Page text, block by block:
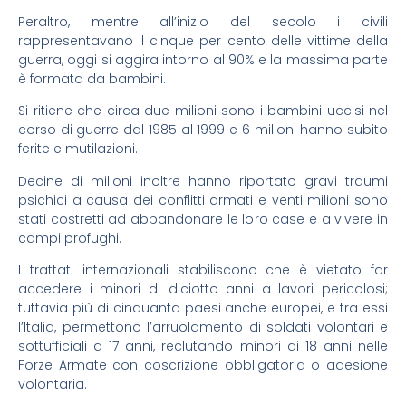
Peraltro, mentre all’inizio del secolo i civili
rappresentavano il cinque per cento delle vittime della
guerra, oggi si aggira intorno al 90% e la massima parte
è formata da bambini.
Si ritiene che circa due milioni sono i bambini uccisi nel
corso di guerre dal 1985 al 1999 e 6 milioni hanno subito
ferite e mutilazioni.
Decine di milioni inoltre hanno riportato gravi traumi
psichici a causa dei conflitti armati e venti milioni sono
stati costretti ad abbandonare le loro case e a vivere in
campi profughi.
I trattati internazionali stabiliscono che è vietato far
accedere i minori di diciotto anni a lavori pericolosi;
tuttavia più di cinquanta paesi anche europei, e tra essi
l’Italia, permettono l’arruolamento di soldati volontari e
sottufficiali a 17 anni, reclutando minori di 18 anni nelle
Forze Armate con coscrizione obbligatoria o adesione
volontaria.